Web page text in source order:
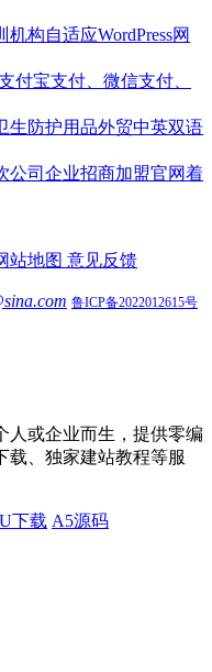
构自适应WordPress网
付宝支付、微信支付、
生防护用品外贸中英双语
公司企业招商加盟官网着
站地图 意见反馈
鲁ICP备2022012615号
人或企业而生，提供零编
载、独家建站教程等服
下载 A5源码